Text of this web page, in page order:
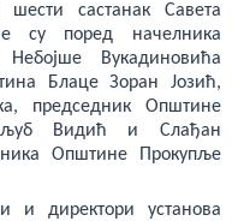
састанак Савета
су поред начелника
Вукадиновића
Блаце Зоран Јозић,
председник Општине
Видић и Слађан
Општине Прокупље
и директори установа